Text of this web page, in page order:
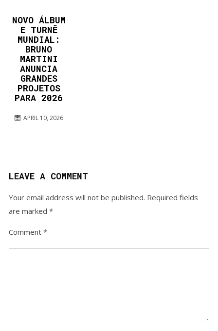
NOVO ÁLBUM
E TURNÊ
MUNDIAL:
BRUNO
MARTINI
ANUNCIA
GRANDES
PROJETOS
PARA 2026
APRIL 10, 2026
LEAVE A COMMENT
Your email address will not be published. Required fields
are marked *
Comment *